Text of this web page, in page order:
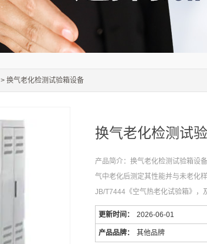
> 换气老化检测试验箱设备
换气老化检测试
产品简介：换气老化检测试验箱设
气中老化后测定其性能并与未老化
JB/T7444《空气热老化试验箱》，
更新时间： 2026-06-01
产品品牌： 其他品牌